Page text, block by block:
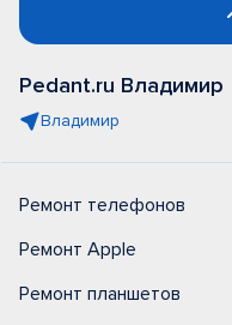
Pedant.ru Владимир
Владимир
Ремонт телефонов
Ремонт Apple
Ремонт планшетов